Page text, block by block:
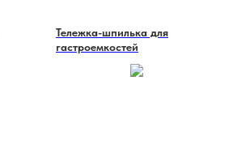
Тележка-шпилька для
гастроемкостей